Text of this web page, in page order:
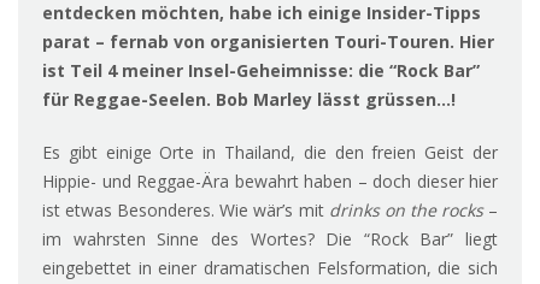
entdecken möchten, habe ich einige Insider-Tipps
parat – fernab von organisierten Touri-Touren. Hier
ist Teil 4 meiner Insel-Geheimnisse: die “Rock Bar”
für Reggae-Seelen. Bob Marley lässt grüssen…!
Es gibt einige Orte in Thailand, die den freien Geist der
Hippie- und Reggae-Ära bewahrt haben – doch dieser hier
ist etwas Besonderes. Wie wär’s mit drinks on the rocks–
im wahrsten Sinne des Wortes? Die “Rock Bar” liegt
eingebettet in einer dramatischen Felsformation, die sich